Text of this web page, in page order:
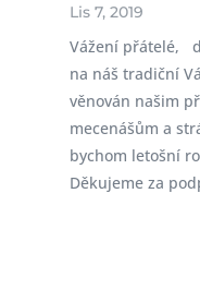
Lis 7, 2019
Vážení přátelé,
na náš tradiční
věnován našim
mecenášům a
bychom letošní
Děkujeme za